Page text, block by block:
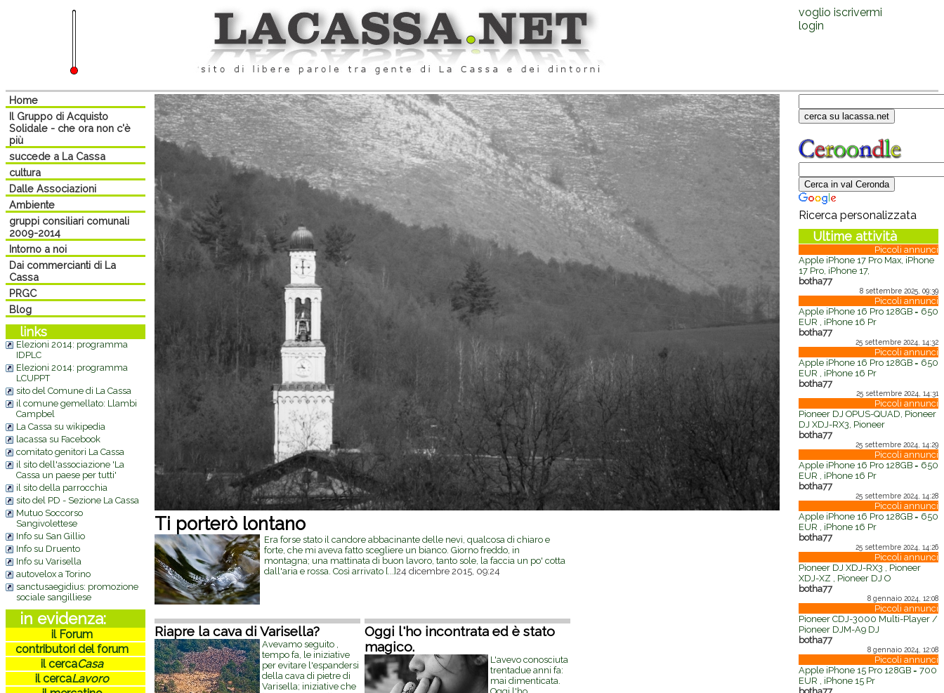
voglio iscrivermi
login
Home
Il Gruppo di Acquisto
Solidale - che ora non c'è
più
succede a La Cassa
cultura
Dalle Associazioni
Ambiente
gruppi consiliari comunali
2009-2014
Intorno a noi
Dai commercianti di La
Cassa
PRGC
Blog
links
Elezioni 2014: programma
IDPLC
Elezioni 2014: programma
LCUPPT
sito del Comune di La Cassa
il comune gemellato: Llambi
Campbel
La Cassa su wikipedia
lacassa su Facebook
comitato genitori La Cassa
il sito dell'associazione 'La
Cassa un paese per tutti'
il sito della parrocchia
sito del PD - Sezione La Cassa
Mutuo Soccorso
Sangivolettese
Info su San Gillio
Info su Druento
Info su Varisella
autovelox a Torino
sanctusaegidius: promozione
sociale sangilliese
in evidenza:
il Forum
contributori del forum
il cercaCasa
il cercaLavoro
Ti porterò lontano
Era forse stato il candore abbacinante delle nevi, qualcosa di chiaro e
forte, che mi aveva fatto scegliere un bianco. Giorno freddo, in
montagna; una mattinata di buon lavoro, tanto sole, la faccia un po' cotta
dall'aria e rossa. Così arrivato [...]24 dicembre 2015, 09:24
Riapre la cava di Varisella?
Avevamo seguito ,
tempo fa, le iniziative
per evitare l'espandersi
della cava di pietre di
Varisella; iniziative che
Oggi l'ho incontrata ed è stato
magico.
L'avevo conosciuta
trentadue anni fa:
mai dimenticata.
Ricerca personalizzata
Ultime attività
Piccoli annunci
Apple iPhone 17 Pro Max, iPhone
17 Pro, iPhone 17,
botha77
8 settembre 2025, 09:39
Piccoli annunci
Apple iPhone 16 Pro 128GB = 650
EUR , iPhone 16 Pr
botha77
25 settembre 2024, 14:32
Piccoli annunci
Apple iPhone 16 Pro 128GB = 650
EUR , iPhone 16 Pr
botha77
25 settembre 2024, 14:31
Piccoli annunci
Pioneer DJ OPUS-QUAD, Pioneer
DJ XDJ-RX3, Pioneer
botha77
25 settembre 2024, 14:29
Piccoli annunci
Apple iPhone 16 Pro 128GB = 650
EUR , iPhone 16 Pr
botha77
25 settembre 2024, 14:28
Piccoli annunci
Apple iPhone 16 Pro 128GB = 650
EUR , iPhone 16 Pr
botha77
25 settembre 2024, 14:26
Piccoli annunci
Pioneer DJ XDJ-RX3 , Pioneer
XDJ-XZ , Pioneer DJ O
botha77
8 gennaio 2024, 12:08
Piccoli annunci
Pioneer CDJ-3000 Multi-Player /
Pioneer DJM-A9 DJ
botha77
8 gennaio 2024, 12:08
Piccoli annunci
Apple iPhone 15 Pro 128GB = 700
EUR , iPhone 15 Pr